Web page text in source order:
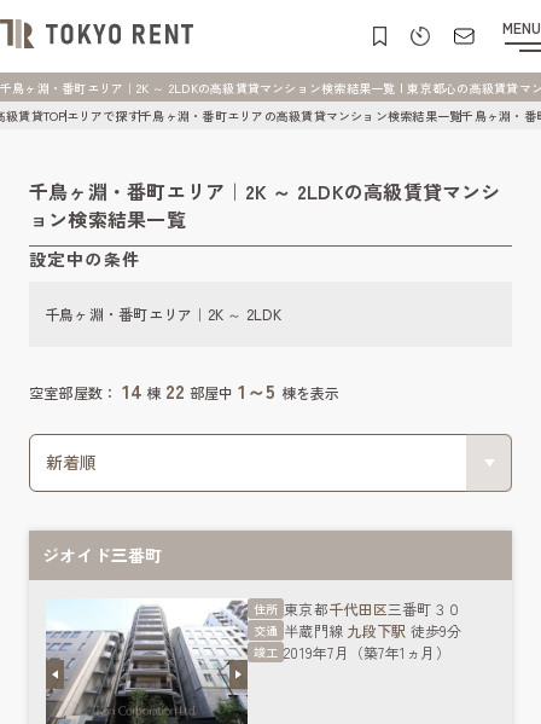
MENU
千鳥ヶ淵・番町エリア｜2K ～ 2LDKの高級賃貸マンション検索結果一覧 | 東京都心の高級賃貸マ
級賃貸TOPエリアで探す千鳥ヶ淵・番町エリアの高級賃貸マンション検索結果一覧千鳥ヶ淵・番
千鳥ヶ淵・番町エリア｜2K ～ 2LDKの高級賃貸マンシ
ョン検索結果一覧
設定中の条件
空室部屋数： 14 棟 22 部屋中 1～5 棟を表示
千鳥ヶ淵・番町エリア｜2K ～ 2LDK
ジオイド三番町
住所 東京都千代田区三番町３０
交通 半蔵門線 九段下駅 徒歩9分
竣工 2019年7月（築7年1ヵ月）